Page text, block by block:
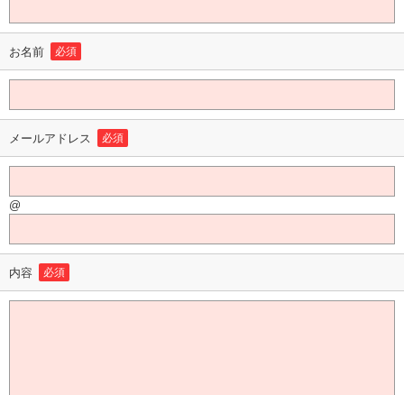
お名前 必須
メールアドレス 必須
@
内容 必須